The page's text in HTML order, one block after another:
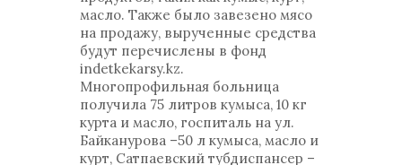
масло. Также было завезено мясо
на продажу, вырученные средства
будут перечислены в фонд
indetkekarsy.kz.
Многопрофильная больница
получила 75 литров кумыса, 10 кг
курта и масло, госпиталь на ул.
Байканурова –50 л кумыса, масло и
курт, Сатпаевский тубдиспансер –